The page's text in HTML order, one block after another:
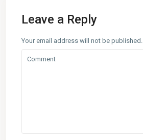
Leave a Reply
Your email address will not be published.